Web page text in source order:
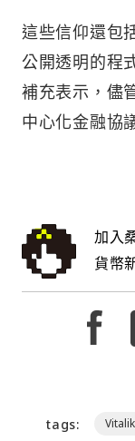
這些信仰還包
公開透明的
補充表示，儘
中心化金融協
加入
貨幣
tags: